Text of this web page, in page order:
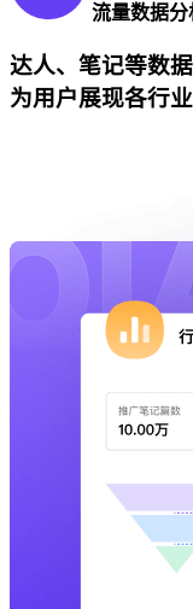
流量数据分
达人、笔记等数
为用户展现各行